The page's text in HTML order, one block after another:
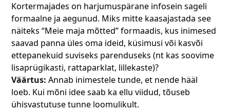
Kortermajades on harjumuspärane infosein sageli
formaalne ja aegunud. Miks mitte kaasajastada see
näiteks “Meie maja mõtted” formaadis, kus inimesed
saavad panna üles oma ideid, küsimusi või kasvõi
ettepanekuid suviseks parenduseks (nt kas soovime
lisaprügikasti, rattaparklat, lillekaste)?
Väärtus: Annab inimestele tunde, et nende hääl
loeb. Kui mõni idee saab ka ellu viidud, tõuseb
ühisvastutuse tunne loomulikult.